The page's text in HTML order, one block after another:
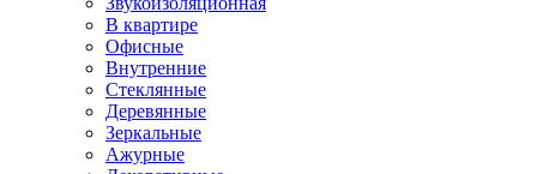
В квартире
Офисные
Внутренние
Стеклянные
Деревянные
Зеркальные
Ажурные